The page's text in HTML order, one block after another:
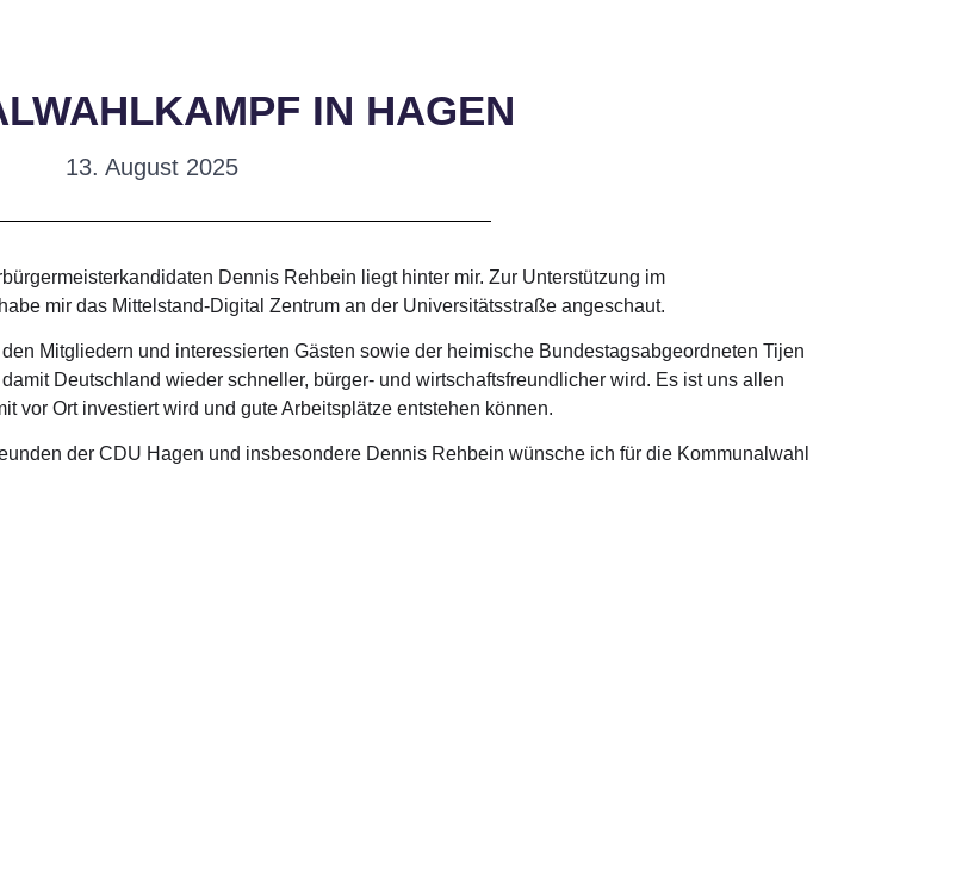
IN HAGEN
13. August 2025
Dennis Rehbein liegt hinter mir. Zur Unterstützung im
mir das Mittelstand-Digital Zentrum an der Universitätsstraße angeschaut.
Mitgliedern und interessierten Gästen sowie der heimische Bundestagsabgeordneten Tijen
Deutschland wieder schneller, bürger- und wirtschaftsfreundlicher wird. Es ist uns allen
vor Ort investiert wird und gute Arbeitsplätze entstehen können.
der CDU Hagen und insbesondere Dennis Rehbein wünsche ich für die Kommunalwahl